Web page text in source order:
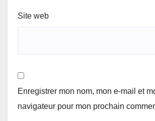
Site web
Enregistrer mon nom, mon e-mail et
navigateur pour mon prochain